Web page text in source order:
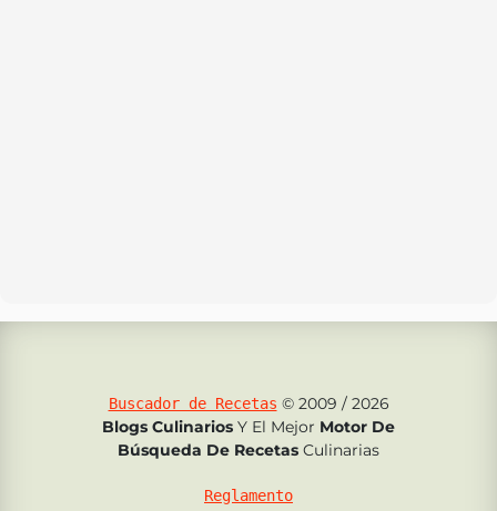
Buscador de Recetas © 2009 / 2026
Blogs Culinarios Y El Mejor Motor De
Búsqueda De Recetas Culinarias
Reglamento